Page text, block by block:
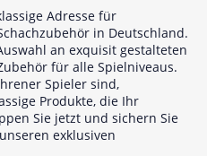
Adresse für
in Deutschland.
an exquisit gestalteten
für alle Spielniveaus.
Spieler sind,
Produkte, die Ihr
Sie jetzt und sichern Sie
exklusiven